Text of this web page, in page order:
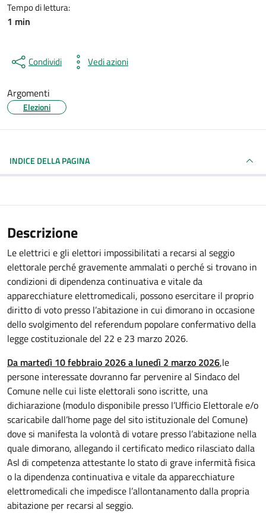
Tempo di lettura:
1 min
Condividi Vedi azioni
Argomenti
Elezioni
INDICE DELLA PAGINA
Descrizione
Le elettrici e gli elettori impossibilitati a recarsi al seggio
elettorale perché gravemente ammalati o perché si trovano in
condizioni di dipendenza continuativa e vitale da
apparecchiature elettromedicali, possono esercitare il proprio
diritto di voto presso l’abitazione in cui dimorano in occasione
dello svolgimento del referendum popolare confermativo della
legge costituzionale del 22 e 23 marzo 2026.
Da martedì 10 febbraio 2026 a lunedì 2 marzo 2026,le
persone interessate dovranno far pervenire al Sindaco del
Comune nelle cui liste elettorali sono iscritte, una
dichiarazione (modulo disponibile presso l’Ufficio Elettorale e/o
scaricabile dall’home page del sito istituzionale del Comune)
dove si manifesta la volontà di votare presso l’abitazione nella
quale dimorano, allegando il certificato medico rilasciato dalla
Asl di competenza attestante lo stato di grave infermità fisica
o la dipendenza continuativa e vitale da apparecchiature
elettromedicali che impedisce l’allontanamento dalla propria
abitazione per recarsi al seggio.